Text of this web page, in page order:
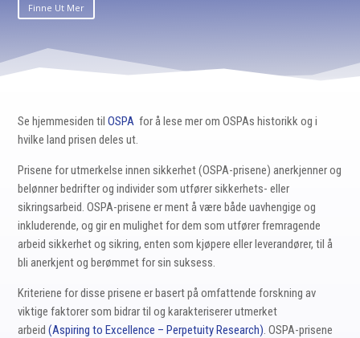
Finne Ut Mer
Se hjemmesiden til OSPA for ålese mer om OSPAs historikk og i
hvilke land prisen deles ut.
Prisene for utmerkelse innen sikkerhet (OSPA-prisene) anerkjenner og
belønner bedrifter og individer som utfører sikkerhets- eller
sikringsarbeid. OSPA-prisene er ment å være både uavhengige og
inkluderende, og gir en mulighet for dem som utfører fremragende
arbeid sikkerhet og sikring, enten som kjøpere eller leverandører, til å
bli anerkjent og berømmet for sin suksess.
Kriteriene for disse prisene er basert på omfattende forskning av
viktige faktorer som bidrar til og karakteriserer utmerket
arbeid (Aspiring to Excellence – Perpetuity Research). OSPA-prisene